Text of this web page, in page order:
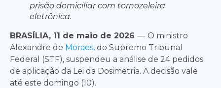
prisão domiciliar com tornozeleira
eletrônica.
BRASÍLIA, 11 de maio de 2026 — O ministro
Alexandre de Moraes, do Supremo Tribunal
Federal (STF), suspendeu a análise de 24 pedidos
de aplicação da Lei da Dosimetria. A decisão vale
até este domingo (10).